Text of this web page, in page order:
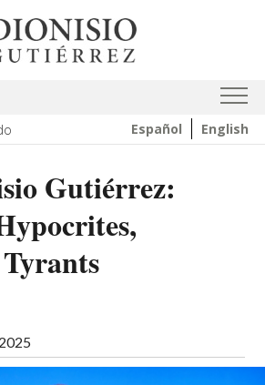
Español English
Gutiérrez: